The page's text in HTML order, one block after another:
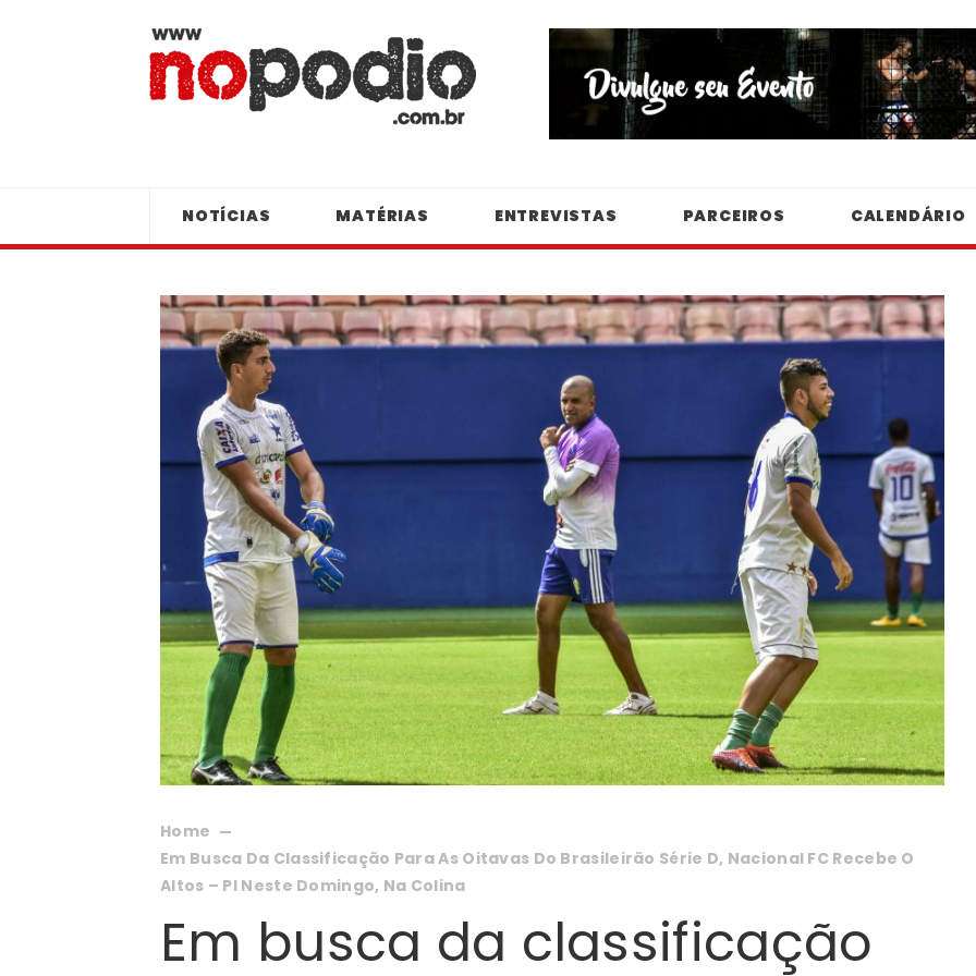
NOTÍCIAS MATÉRIAS ENTREVISTAS PARCEIROS CALENDÁRIO
Home
Em Busca Da Classificação Para As Oitavas Do Brasileirão Série D, Nacional FC Recebe O
Altos – PI Neste Domingo, Na Colina
Em busca da classificação